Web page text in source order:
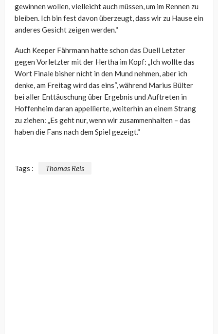
gewinnen wollen, vielleicht auch müssen, um im Rennen zu
bleiben. Ich bin fest davon überzeugt, dass wir zu Hause ein
anderes Gesicht zeigen werden.“
Auch Keeper Fährmann hatte schon das Duell Letzter
gegen Vorletzter mit der Hertha im Kopf: „Ich wollte das
Wort Finale bisher nicht in den Mund nehmen, aber ich
denke, am Freitag wird das eins“, während Marius Bülter
bei aller Enttäuschung über Ergebnis und Auftreten in
Hoffenheim daran appellierte, weiterhin an einem Strang
zu ziehen: „Es geht nur, wenn wir zusammenhalten – das
haben die Fans nach dem Spiel gezeigt.“
Tags : Thomas Reis